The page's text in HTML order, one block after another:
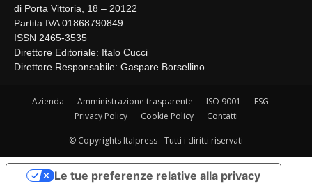
di Porta Vittoria, 18 – 20122
Partita IVA 01868790849
ISSN 2465-3535
Direttore Editoriale: Italo Cucci
Direttore Responsabile: Gaspare Borsellino
Azienda Amministrazione trasparente ISO 9001
ESG
Privacy Policy
Cookie Policy Contatti
© Copyrights Italpress - Tutti i diritti riservati
Le tue preferenze relative alla privacy